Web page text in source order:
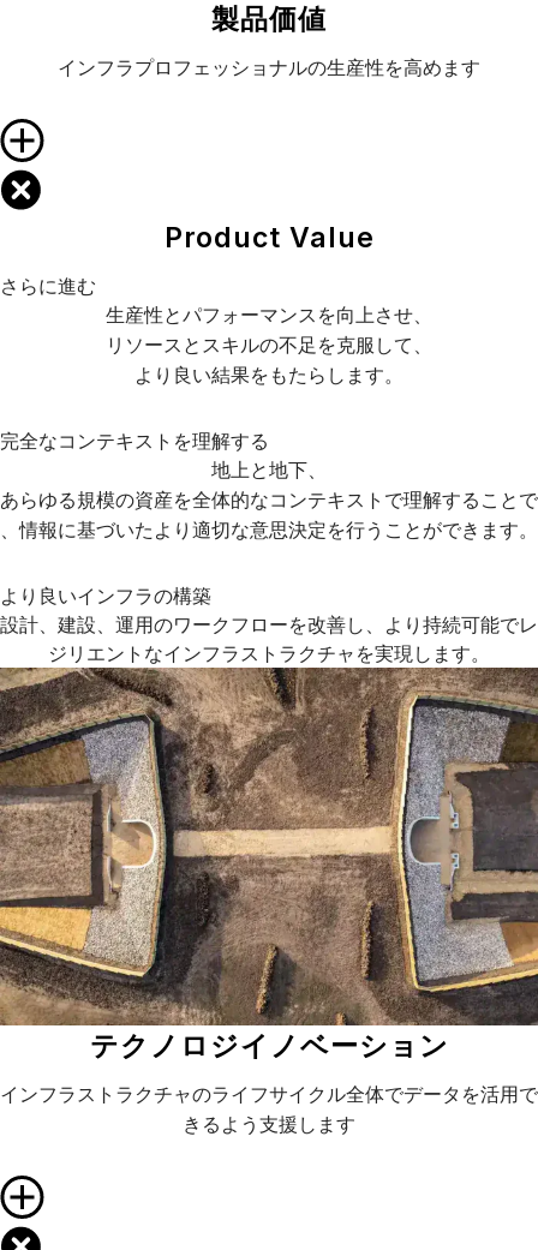
製品価値
インフラプロフェッショナルの生産性を高めます
Product Value
さらに進む
生産性とパフォーマンスを向上させ、
リソースとスキルの不足を克服して、
より良い結果をもたらします。
完全なコンテキストを理解する
地上と地下、
あらゆる規模の資産を全体的なコンテキストで理解することで
、情報に基づいたより適切な意思決定を行うことができます。
より良いインフラの構築
設計、建設、運用のワークフローを改善し、より持続可能でレ
ジリエントなインフラストラクチャを実現します。
テクノロジイノベーション
インフラストラクチャのライフサイクル全体でデータを活用で
きるよう支援します